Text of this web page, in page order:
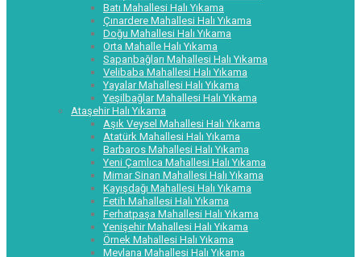
Batı Mahallesi Halı Yıkama
Çınardere Mahallesi Halı Yıkama
Doğu Mahallesi Halı Yıkama
Orta Mahalle Halı Yıkama
Sapanbağları Mahallesi Halı Yıkama
Velibaba Mahallesi Halı Yıkama
Yayalar Mahallesi Halı Yıkama
Yeşilbağlar Mahallesi Halı Yıkama
Ataşehir Halı Yıkama
Aşık Veysel Mahallesi Halı Yıkama
Atatürk Mahallesi Halı Yıkama
Barbaros Mahallesi Halı Yıkama
Yeni Çamlıca Mahallesi Halı Yıkama
Mimar Sinan Mahallesi Halı Yıkama
Kayışdağı Mahallesi Halı Yıkama
Fetih Mahallesi Halı Yıkama
Ferhatpaşa Mahallesi Halı Yıkama
Yenişehir Mahallesi Halı Yıkama
Örnek Mahallesi Halı Yıkama
Mevlana Mahallesi Halı Yıkama